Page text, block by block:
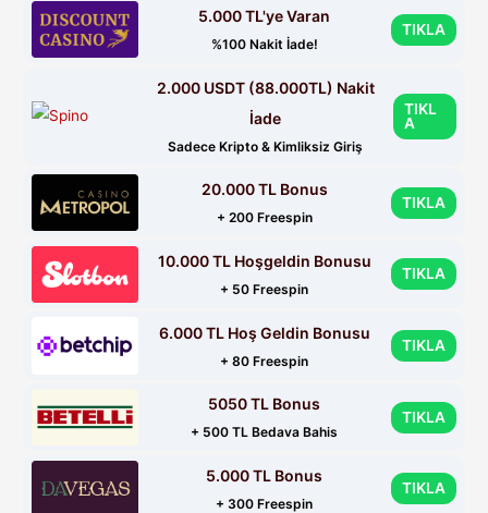
5.000 TL'ye Varan
%100 Nakit İade!
TIKLA
2.000 USDT (88.000TL) Nakit
İade
Sadece Kripto & Kimliksiz Giriş
TIKL
A
20.000 TL Bonus
+ 200 Freespin
TIKLA
10.000 TL Hoşgeldin Bonusu
+ 50 Freespin
TIKLA
6.000 TL Hoş Geldin Bonusu
+ 80 Freespin
TIKLA
5050 TL Bonus
+ 500 TL Bedava Bahis
TIKLA
5.000 TL Bonus
+ 300 Freespin
TIKLA